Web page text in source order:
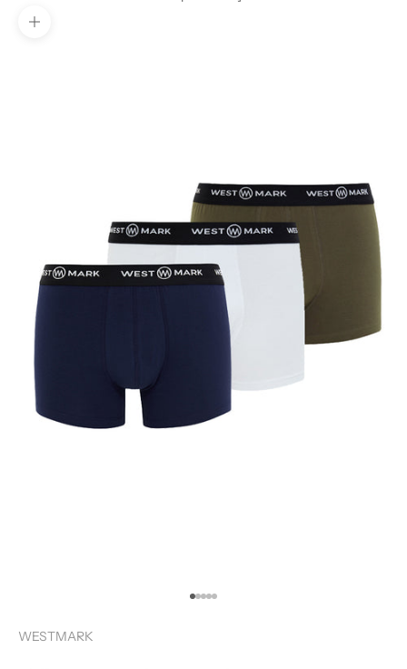
Yakınlaştır
1 ögesine git
2 ögesine git
3 ögesine git
4 ögesine git
5 ögesine git
WESTMARK